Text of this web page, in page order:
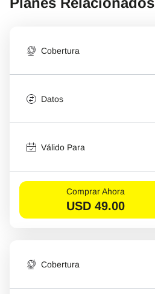
Cobertura
Datos
Válido Para
Comprar Ahora
USD 49.00
Cobertura